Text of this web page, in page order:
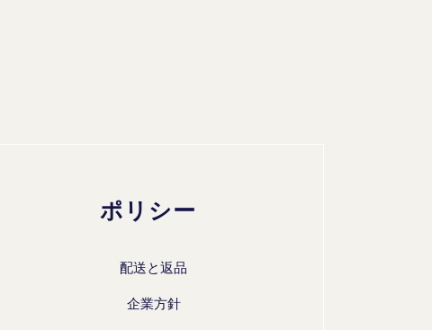
ポリシー
配送と返品
企業方針